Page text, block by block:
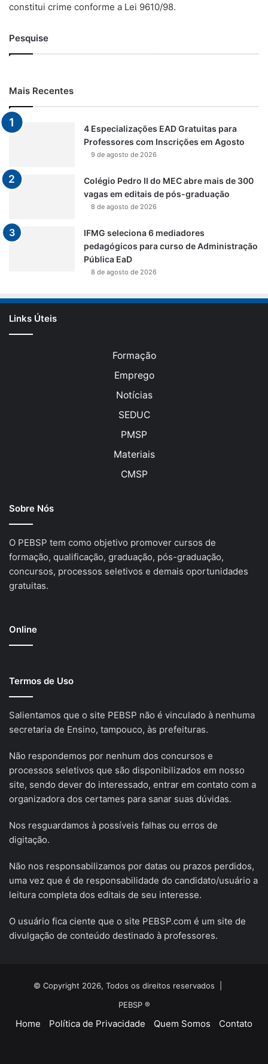
constitui crime conforme a Lei 9610/98.
Pesquise
Mais Recentes
4 Especializações EAD Gratuitas para
Professores com Inscrições em Agosto
9 de agosto de 2026
Colégio Pedro II do MEC abre mais de 300
vagas em editais de pós-graduação
8 de agosto de 2026
IFMG seleciona 6 mediadores
pedagógicos para curso de Administração
Pública EaD
8 de agosto de 2026
Links Úteis
Formação
Emprego
Notícias
SEDUC
PMSP
Materiais
CMSP
Sobre Nós
O PEBSP tem como objetivo promover cursos de
formação, qualificação, graduação, pós-graduação,
concursos, processos seletivos e demais oportunidades
gratuitas.
Online
Termos de Uso
Salientamos que o site PEBSP não é vinculado à nenhuma
secretaria de Ensino, tampouco, às prefeituras.
Não respondemos por nenhum dos concursos e
processos seletivos que são disponibilizados em nosso
site, sendo dever do interessado, entrar em contato com a
organizadora dos certames para sanar suas dúvidas.
Nos resguardamos à possíveis falhas ou erros de
digitação.
Não nos responsabilizamos por datas ou prazos perdidos,
uma vez que é de responsabilidade do candidato/usuário a
leitura completa dos editais de seu interesse.
O usuário fica ciente que o site PEBSP.com é um site de
divulgação de conteúdo destinado à professores.
© Copyright 2026, Todos os direitos reservados |
PEBSP ®
Home Política de Privacidade Quem Somos Contato